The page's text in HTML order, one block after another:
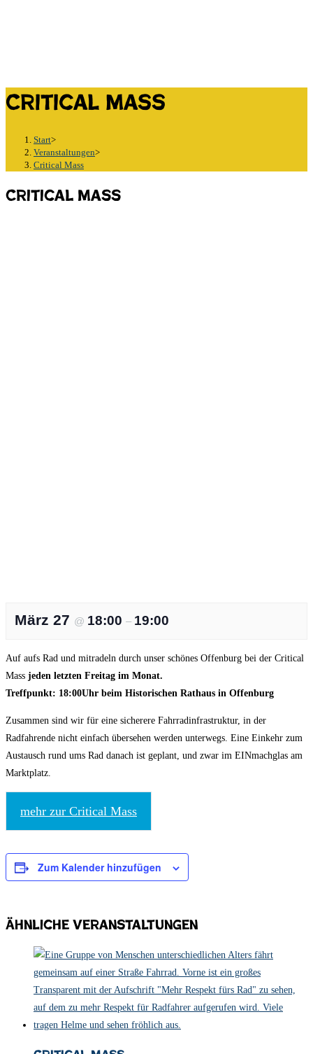
Critical Mass
Start>
Veranstaltungen>
Critical Mass
Critical Mass
März 27 @ 18:00 – 19:00
Auf aufs Rad und mitradeln durch unser schönes Offenburg bei der Critical
Mass jeden letzten Freitag im Monat.
Treffpunkt: 18:00Uhr beim Historischen Rathaus in Offenburg
Zusammen sind wir für eine sicherere Fahrradinfrastruktur, in der
Radfahrende nicht einfach übersehen werden unterwegs. Eine Einkehr zum
Austausch rund ums Rad danach ist geplant, und zwar im EINmachglas am
Marktplatz.
mehr zur Critical Mass
Zum Kalender hinzufügen
Ähnliche Veranstaltungen